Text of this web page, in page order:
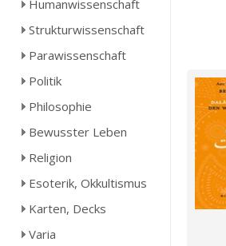
Humanwissenschaft
Strukturwissenschaft
Parawissenschaft
Politik
Philosophie
Bewusster Leben
Religion
Esoterik, Okkultismus
Karten, Decks
Varia